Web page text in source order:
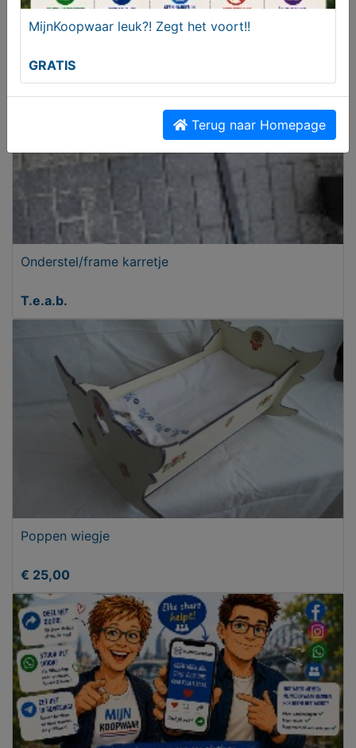
T.e.a.b.
Onderstel/frame karretje
T.e.a.b.
Poppen wiegje
€ 25,00
MijnKoopwaar leuk?! Zegt het voort!!
GRATIS
Terug naar Homepage